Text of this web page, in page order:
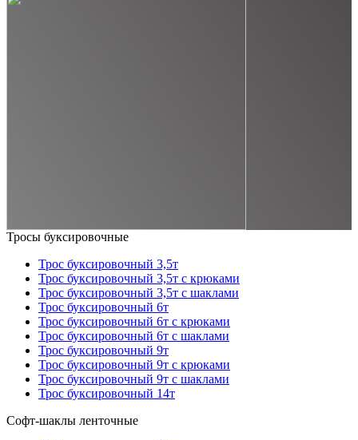
Тросы буксировочные
Трос буксировочный 3,5т
Трос буксировочный 3,5т с крюками
Трос буксировочный 3,5т с шаклами
Трос буксировочный 6т
Трос буксировочный 6т с крюками
Трос буксировочный 6т с шаклами
Трос буксировочный 9т
Трос буксировочный 9т с крюками
Трос буксировочный 9т с шаклами
Трос буксировочный 14т
Софт-шаклы ленточные